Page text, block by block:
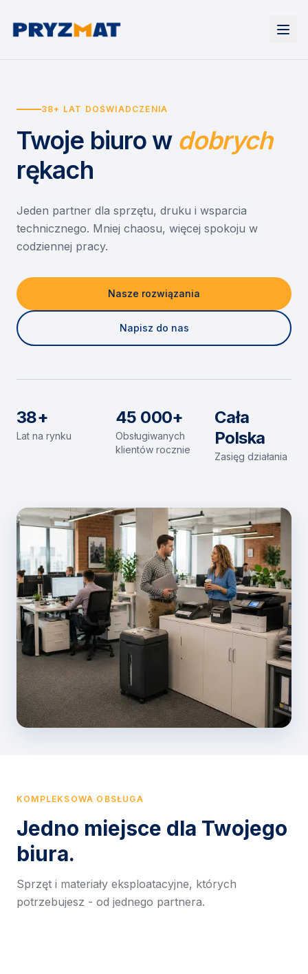
Urządzenia
Drukarki i urządzenia wielofunkcyjne
Etykiety i identyfikacja
Skanery i obieg dokumentów
Monitory interaktywne
Niszczarki dokumentów
Wynajem drukarek
Wynajem urządzeń biurowych
Asystent druku
EZD RP
Misja szkoła
Serwis
O nas
Kontakt
38+ LAT DOŚWIADCZENIA
Twoje biuro w dobrych
rękach
Jeden partner dla sprzętu, druku i wsparcia
technicznego. Mniej chaosu, więcej spokoju w
codziennej pracy.
Nasze rozwiązania
Napisz do nas
38+
Lat na rynku
45 000+
Obsługiwanych
klientów rocznie
Cała
Polska
Zasięg działania
KOMPLEKSOWA OBSŁUGA
Jedno miejsce dla Twojego
biura.
Sprzęt i materiały eksploatacyjne, których
potrzebujesz - od jednego partnera.